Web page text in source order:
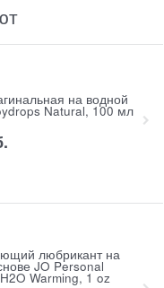
на водной
Natural, 100 мл
любрикант на
JO Personal
Warming, 1 oz